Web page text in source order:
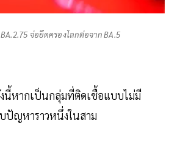
จ่อยึดครองโลกต่อจาก BA.5
นี้หากเป็นกลุ่มที่ติดเชื้อแบบไม่มี
ปัญหาราวหนึ่งในสาม